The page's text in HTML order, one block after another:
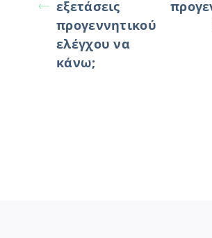
εξετάσεις
προγεννητικού
ελέγχου να
κάνω;